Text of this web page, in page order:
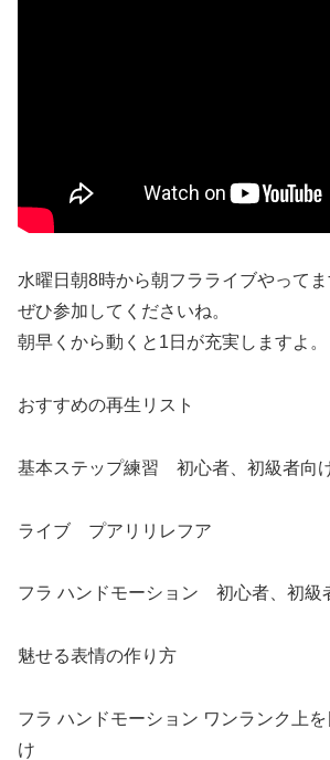
水曜日朝8時から朝フラライブやってま
ぜひ参加してくださいね。
朝早くから動くと1日が充実しますよ。
おすすめの再生リスト
基本ステップ練習 初心者、初級者向
ライブ プアリリレフア
フラ ハンドモーション 初心者、初級
魅せる表情の作り方
フラ ハンドモーション ワンランク上
け